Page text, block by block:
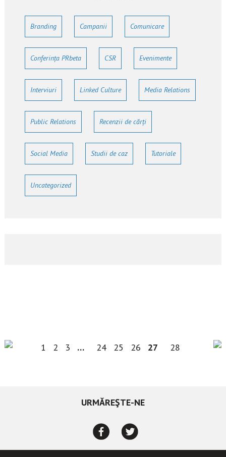
Branding Campanii Comunicare
Conferința PRbeta CSR Evenimente
Interviuri Linked Culture Media Relations
Public Relations Recenzii de cărți
Social Media Studii de caz Tutoriale
Uncategorized
1 2 3 … 24 25 26 27 28
URMĂREŞTE-NE